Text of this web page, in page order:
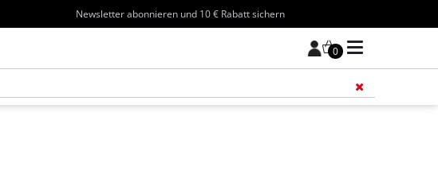
Newsletter abonnieren und 10 € Rabatt sichern
0